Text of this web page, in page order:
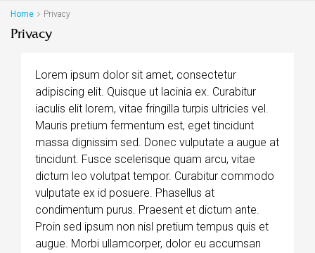
Home Privacy
Privacy
Lorem ipsum dolor sit amet, consectetur
adipiscing elit. Quisque ut lacinia ex. Curabitur
iaculis elit lorem, vitae fringilla turpis ultricies vel.
Mauris pretium fermentum est, eget tincidunt
massa dignissim sed. Donec vulputate a augue at
tincidunt. Fusce scelerisque quam arcu, vitae
dictum leo volutpat tempor. Curabitur commodo
vulputate ex id posuere. Phasellus at
condimentum purus. Praesent et dictum ante.
Proin sed ipsum non nisl pretium tempus quis et
augue. Morbi ullamcorper, dolor eu accumsan